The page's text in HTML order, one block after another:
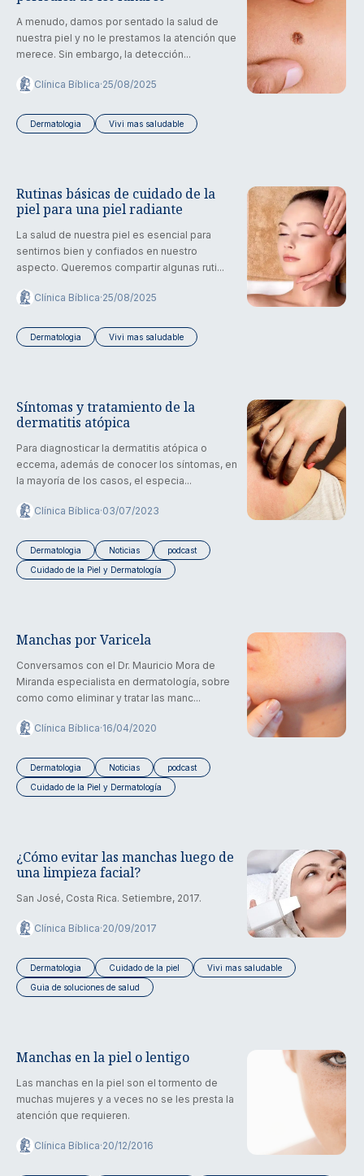
A menudo, damos por sentado la salud de
nuestra piel y no le prestamos la atención que
merece. Sin embargo, la detección...
Clínica Bíblica·25/08/2025
Dermatologia Vivi mas saludable
Rutinas básicas de cuidado de la
piel para una piel radiante
La salud de nuestra piel es esencial para
sentirnos bien y confiados en nuestro
aspecto. Queremos compartir algunas ruti...
Clínica Bíblica·25/08/2025
Dermatologia Vivi mas saludable
Síntomas y tratamiento de la
dermatitis atópica
Para diagnosticar la dermatitis atópica o
eccema, además de conocer los síntomas, en
la mayoría de los casos, el especia...
Clínica Bíblica·03/07/2023
Dermatologia Noticias
podcast
Cuidado de la Piel y Dermatología
Manchas por Varicela
Conversamos con el Dr. Mauricio Mora de
Miranda especialista en dermatología, sobre
como como eliminar y tratar las manc...
Clínica Bíblica·16/04/2020
Dermatologia Noticias
podcast
Cuidado de la Piel y Dermatología
¿Cómo evitar las manchas luego de
una limpieza facial?
San José, Costa Rica. Setiembre, 2017.
Clínica Bíblica·20/09/2017
Dermatologia Cuidado de la piel
Vivi mas saludable
Guia de soluciones de salud
Manchas en la piel o lentigo
Las manchas en la piel son el tormento de
muchas mujeres y a veces no se les presta la
atención que requieren.
Clínica Bíblica·20/12/2016